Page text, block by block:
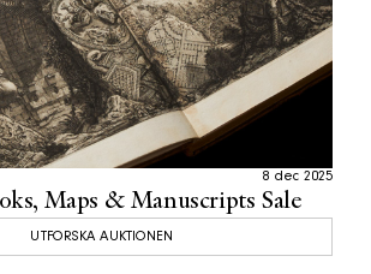
Maps & Manuscripts Sale
8 dec 2025
UTFORSKA AUKTIONEN